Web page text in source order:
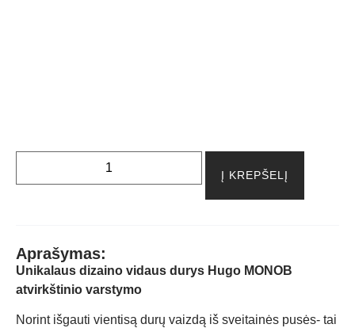
Į KREPŠELĮ
Aprašymas:
Unikalaus dizaino vidaus durys Hugo MONOB
atvirkštinio varstymo
Norint išgauti vientisą durų vaizdą iš sveitainės pusės- tai